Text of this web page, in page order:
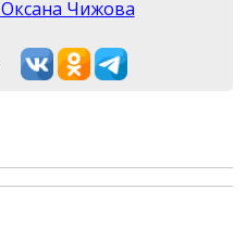
Оксана Чижова